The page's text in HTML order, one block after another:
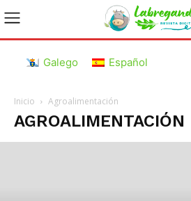
Galego Español
Inicio Agroalimentación
AGROALIMENTACIÓN